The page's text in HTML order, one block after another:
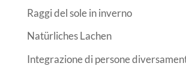
Raggi del sole in inverno
Natürliches Lachen
Integrazione di persone